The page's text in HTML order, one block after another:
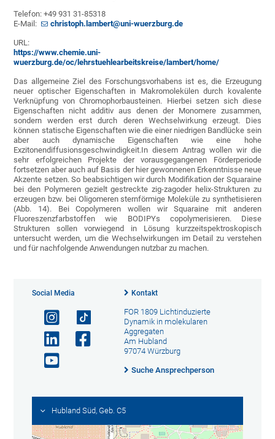
Telefon: +49 931 31-85318
E-Mail:
christoph.lambert@uni-wuerzburg.de
URL:
https://www.chemie.uni-
wuerzburg.de/oc/lehrstuehlearbeitskreise/lambert/home/
Das allgemeine Ziel des Forschungsvorhabens ist es, die Erzeugung
neuer optischer Eigenschaften in Makromolekülen durch kovalente
Verknüpfung von Chromophorbausteinen. Hierbei setzen sich diese
Eigenschaften nicht additiv aus denen der Monomere zusammen,
sondern werden erst durch deren Wechselwirkung erzeugt. Dies
können statische Eigenschaften wie die einer niedrigen Bandlücke sein
aber auch dynamische Eigenschaften wie eine hohe
Exzitonendiffusionsgeschwindigkeit.In diesem Antrag wollen wir die
sehr erfolgreichen Projekte der vorausgegangenen Förderperiode
fortsetzen aber auch auf Basis der hier gewonnenen Erkenntnisse neue
Akzente setzen. So beabsichtigen wir durch Modifikation der Squaraine
bei den Polymeren gezielt gestreckte zig-zagoder helix-Strukturen zu
erzeugen bzw. bei Oligomeren sternförmige Moleküle zu synthetisieren
(Abb. 14). Bei Copolymeren wollen wir Squaraine mit anderen
Fluoreszenzfarbstoffen wie BODIPYs copolymerisieren. Diese
Strukturen sollen vorwiegend in Lösung kurzzeitspektroskopisch
untersucht werden, um die Wechselwirkungen im Detail zu verstehen
und für nachfolgende Anwendungen nutzbar zu machen.
Social Media Kontakt
FOR 1809 Lichtinduzierte
Dynamik in molekularen
Aggregaten
Am Hubland
97074 Würzburg
Suche Ansprechperson
Hubland Süd, Geb. C5